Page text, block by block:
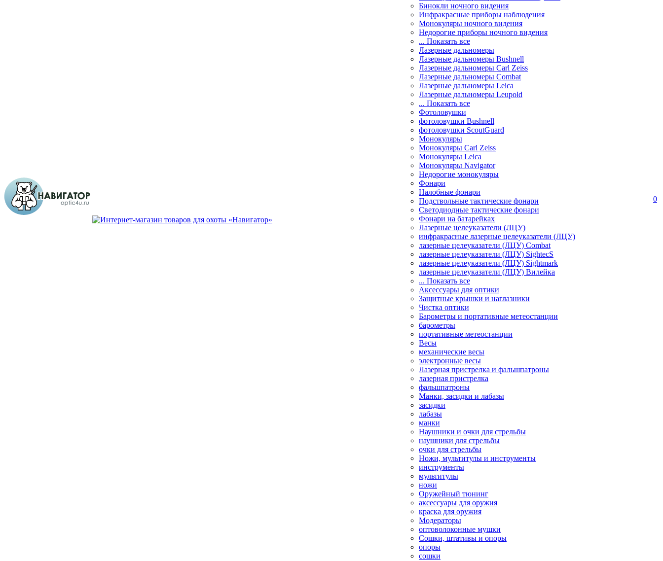
Бинокли ночного видения
Инфракрасные приборы наблюдения
Монокуляры ночного видения
Недорогие приборы ночного видения
... Показать все
Лазерные дальномеры
Лазерные дальномеры Bushnell
Лазерные дальномеры Carl Zeiss
Лазерные дальномеры Combat
Лазерные дальномеры Leica
Лазерные дальномеры Leupold
... Показать все
Фотоловушки
фотоловушки Bushnell
фотоловушки ScoutGuard
Монокуляры
Монокуляры Carl Zeiss
Монокуляры Leica
Монокуляры Navigator
Недорогие монокуляры
Фонари
Налобные фонари
Подствольные тактические фонари
Светодиодные тактические фонари
Фонари на батарейках
Лазерные целеуказатели (ЛЦУ)
инфракрасные лазерные целеуказатели (ЛЦУ)
лазерные целеуказатели (ЛЦУ) Combat
лазерные целеуказатели (ЛЦУ) SightecS
лазерные целеуказатели (ЛЦУ) Sightmark
лазерные целеуказатели (ЛЦУ) Вилейка
... Показать все
Аксессуары для оптики
Защитные крышки и наглазники
Чистка оптики
Барометры и портативные метеостанции
барометры
портативные метеостанции
Весы
механические весы
электронные весы
Лазерная пристрелка и фальшпатроны
лазерная пристрелка
фальшпатроны
Манки, засидки и лабазы
засидки
лабазы
манки
Наушники и очки для стрельбы
наушники для стрельбы
очки для стрельбы
Ножи, мультитулы и инструменты
инструменты
мультитулы
ножи
Оружейный тюнинг
аксессуары для оружия
краска для оружия
Модераторы
оптоволоконные мушки
Сошки, штативы и опоры
опоры
сошки
0